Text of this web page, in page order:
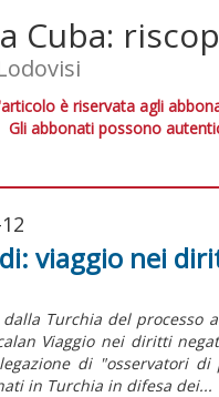
Cuba:
è riservata agli
Gli abbonati possono
viaggio nei
Turchia del processo
Viaggio nei diritti
di "osservatori
in Turchia in difesa dei...